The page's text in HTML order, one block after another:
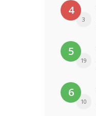
4
3
5
19
6
10